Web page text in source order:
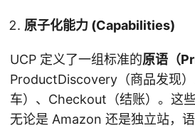
原子化能力 (Capabilities)
UCP 定义了一组标准的原语（
ProductDiscovery（商品发现
车）、Checkout（结账）。这
无论是 Amazon 还是独立站，语